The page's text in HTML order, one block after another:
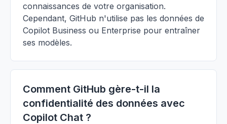
connaissances de votre organisation.
Cependant, GitHub n'utilise pas les données de
Copilot Business ou Enterprise pour entraîner
ses modèles.
Comment GitHub gère-t-il la
confidentialité des données avec
Copilot Chat ?